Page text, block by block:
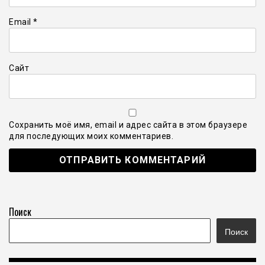
Email *
Сайт
Сохранить моё имя, email и адрес сайта в этом браузере
для последующих моих комментариев.
Поиск
Поиск